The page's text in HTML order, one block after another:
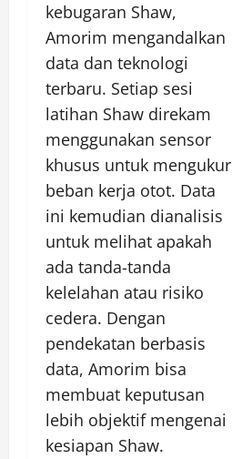
kebugaran Shaw,
Amorim mengandalkan
data dan teknologi
terbaru. Setiap sesi
latihan Shaw direkam
menggunakan sensor
khusus untuk mengukur
beban kerja otot. Data
ini kemudian dianalisis
untuk melihat apakah
ada tanda-tanda
kelelahan atau risiko
cedera. Dengan
pendekatan berbasis
data, Amorim bisa
membuat keputusan
lebih objektif mengenai
kesiapan Shaw.